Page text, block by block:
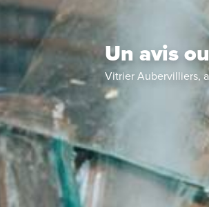
Un avis
Vitrier Aubervilliers,